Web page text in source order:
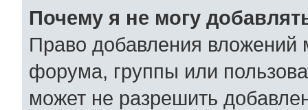
Почему я не могу
Право добавления вложений
форума, группы или
может не разрешить